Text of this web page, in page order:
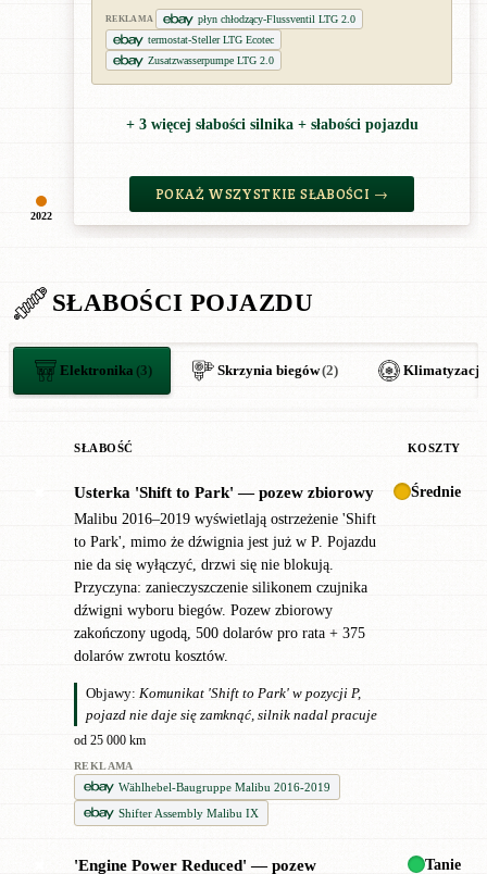
2022
REKLAMA
płyn chłodzący-Flussventil LTG 2.0
termostat-Steller LTG Ecotec
Zusatzwasserpumpe LTG 2.0
+ 3 więcej słabości silnika + słabości pojazdu
POKAŻ WSZYSTKIE SŁABOŚCI →
SŁABOŚCI POJAZDU
Elektronika (3) Skrzynia biegów(2) Klimatyzacja
SŁABOŚĆ KOSZTY
Usterka 'Shift to Park' — pozew zbiorowy
Malibu 2016–2019 wyświetlają ostrzeżenie 'Shift
to Park', mimo że dźwignia jest już w P. Pojazdu
nie da się wyłączyć, drzwi się nie blokują.
Przyczyna: zanieczyszczenie silikonem czujnika
dźwigni wyboru biegów. Pozew zbiorowy
zakończony ugodą, 500 dolarów pro rata + 375
dolarów zwrotu kosztów.
Objawy: Komunikat 'Shift to Park' w pozycji P,
pojazd nie daje się zamknąć, silnik nadal pracuje
od 25 000 km
REKLAMA
Wählhebel-Baugruppe Malibu 2016-2019
Shifter Assembly Malibu IX
Średnie
'Engine Power Reduced' — pozew Tanie